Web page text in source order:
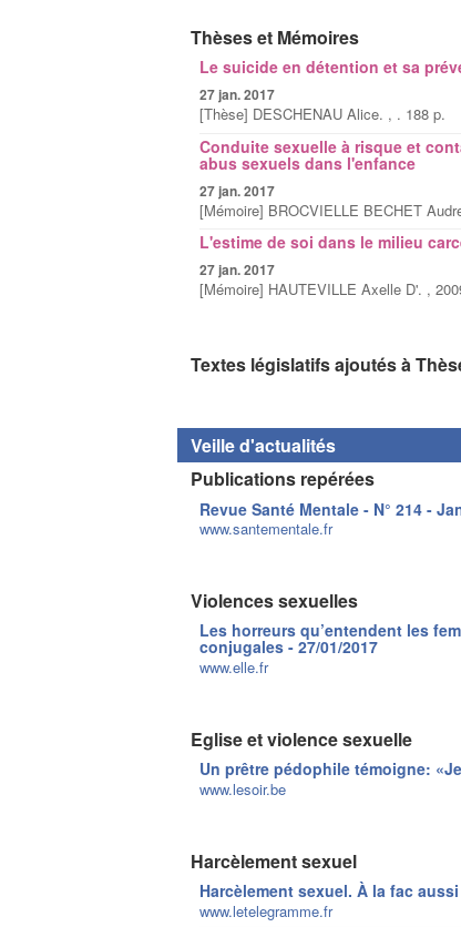
Thèses et Mémoires
Le suicide en détention et sa
27 jan. 2017
[Thèse] DESCHENAU Alice. , . 188 p.
Conduite sexuelle à risque et
abus sexuels dans l'enfance
27 jan. 2017
[Mémoire] BROCVIELLE BECHET
L'estime de soi dans le milieu
27 jan. 2017
[Mémoire] HAUTEVILLE Axelle D'. ,
Textes législatifs ajoutés à
Veille d'actualités
Publications repérées
Revue Santé Mentale - N° 214 -
www.santementale.fr
Violences sexuelles
Les horreurs qu’entendent les
conjugales - 27/01/2017
www.elle.fr
Eglise et violence sexuelle
Un prêtre pédophile témoigne:
www.lesoir.be
Harcèlement sexuel
Harcèlement sexuel. À la fac aussi
www.letelegramme.fr